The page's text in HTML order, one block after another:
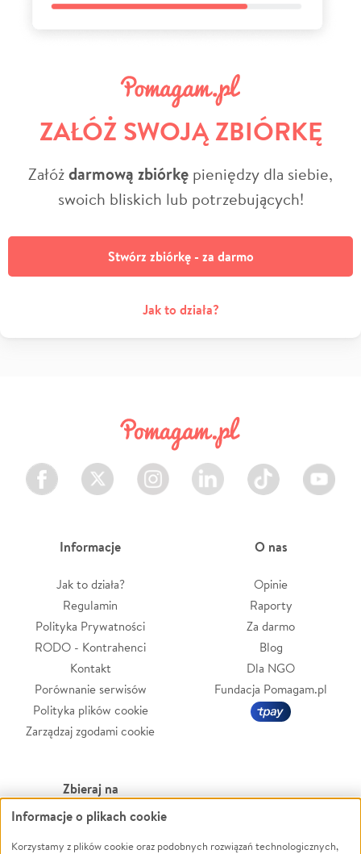
ZAŁÓŻ SWOJĄ ZBIÓRKĘ
Załóżdarmową zbiórkę pieniędzy dla siebie,
swoich bliskich lub potrzebujących!
Stwórz zbiórkę - za darmo
Jak to działa?
Facebook Twitter Instagram LinkedIn TikTok Youtube
Informacje
Jak to działa?
Regulamin
Polityka Prywatności
RODO - Kontrahenci
Kontakt
Porównanie serwisów
Polityka plików cookie
Zarządzaj zgodami cookie
O nas
Opinie
Raporty
Za darmo
Blog
Dla NGO
Fundacja Pomagam.pl
Zbieraj na
Leczenie
Zwierzęta
Powódź
Informacje o plikach cookie
Korzystamy z plików cookie oraz podobnych rozwiązań technologicznych,